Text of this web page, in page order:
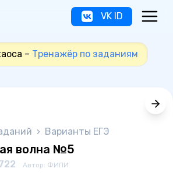
VK ID
– Тренажёр по заданиям
› Варианты ЕГЭ
волна №5
Автор: ФИПИ